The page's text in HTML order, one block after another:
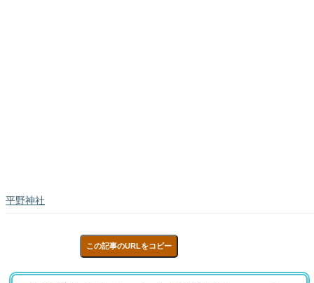
平野神社
この記事のURLをコピー